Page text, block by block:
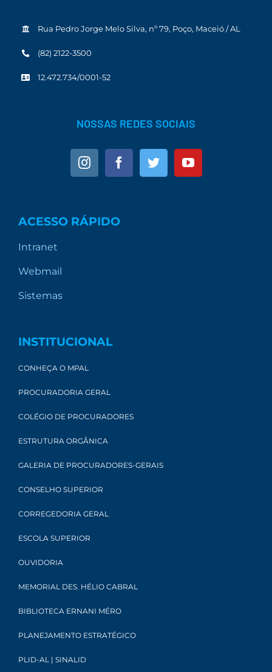
Rua Pedro Jorge Melo Silva, nº 79, Poço, Maceió / AL
(82) 2122-3500
12.472.734/0001-52
NOSSAS REDES SOCIAIS
ACESSO RÁPIDO
Intranet
Webmail
Sistemas
INSTITUCIONAL
CONHEÇA O MPAL
PROCURADORIA GERAL
COLÉGIO DE PROCURADORES
ESTRUTURA ORGÂNICA
GALERIA DE PROCURADORES-GERAIS
CONSELHO SUPERIOR
CORREGEDORIA GERAL
ESCOLA SUPERIOR
OUVIDORIA
MEMORIAL DES. HÉLIO CABRAL
BIBLIOTECA ERNANI MÉRO
PLANEJAMENTO ESTRATÉGICO
PLID-AL | SINALID